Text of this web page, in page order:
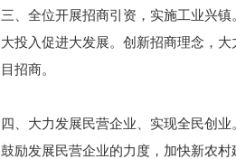
三、全位开展招商引资，实施工业兴
大投入促进大发展。创新招商理念，
目招商。
四、大力发展民营企业、实现全民创
鼓励发展民营企业的力度，加快新农村